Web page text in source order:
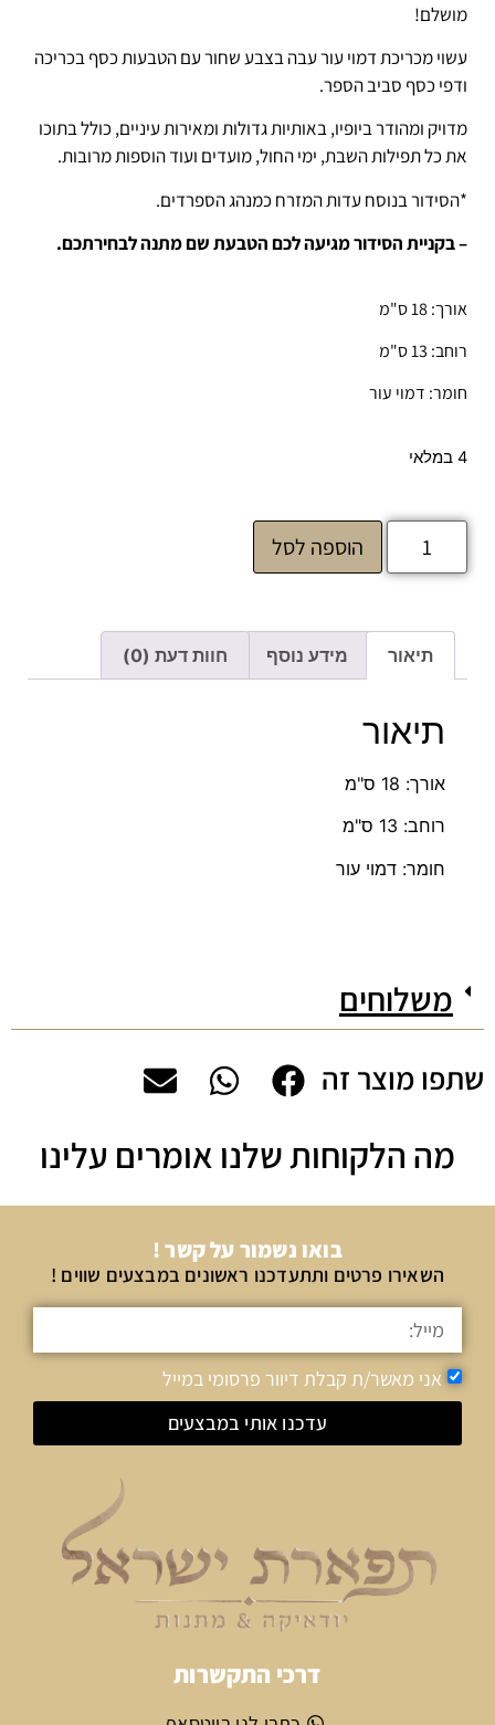
מושלם!
עשוי מכריכת דמוי עור עבה בצבע שחור עם הטבעות כסף בכריכה
ודפי כסף סביב הספר.
מדויק ומהודר ביופיו, באותיות גדולות ומאירות עיניים, כולל בתוכו
את כל תפילות השבת, ימי החול, מועדים ועוד הוספות מרובות.
*הסידור בנוסח עדות המזרח כמנהג הספרדים.
– בקניית הסידור מגיעה לכם הטבעת שם מתנה לבחירתכם.
אורך: 18 ס"מ
רוחב: 13 ס"מ
חומר: דמוי עור
4 במלאי
הוספה לסל
תיאור מידע נוסף חוות דעת (0)
תיאור
אורך: 18 ס"מ
רוחב: 13 ס"מ
חומר: דמוי עור
משלוחים
שתפו מוצר זה
מה הלקוחות שלנו אומרים עלינו
בואו נשמור על קשר !
השאירו פרטים ותתעדכנו ראשונים במבצעים שווים !
אני מאשר/ת קבלת דיוור פרסומי במייל
עדכנו אותי במבצעים
דרכי התקשרות